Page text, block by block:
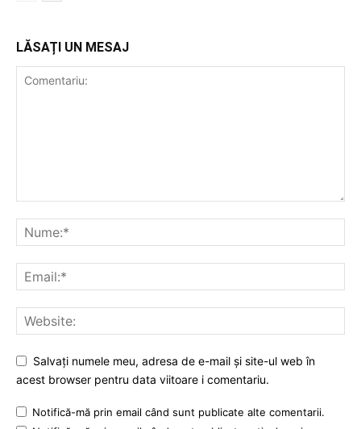
LĂSAȚI UN MESAJ
Salvați numele meu, adresa de e-mail și site-ul web în
acest browser pentru data viitoare i comentariu.
Notifică-mă prin email când sunt publicate alte comentarii.